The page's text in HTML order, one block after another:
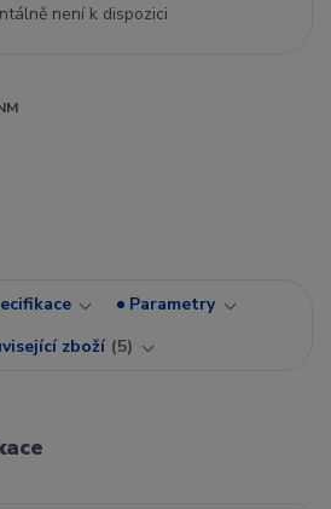
není k dispozici
Parametry
zboží 5